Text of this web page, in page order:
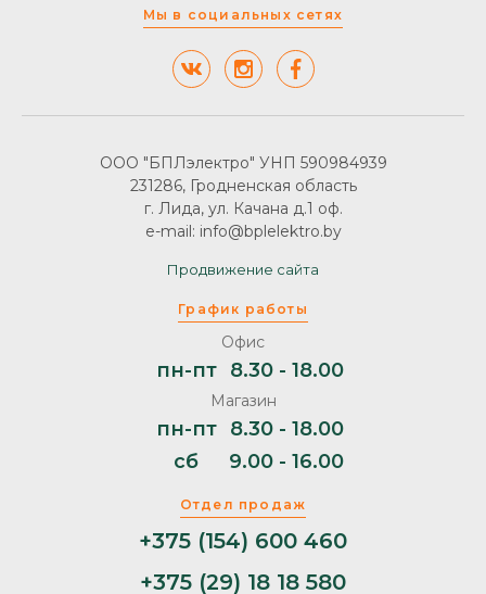
Мы в социальных сетях
Отдел продаж
+375 (154) 600 460
+375 (29) 18 18 580
График работы
Офис
пн-пт 8.30 - 18.00
Магазин
пн-пт
8.30 - 18.00
сб
9.00 - 16.00
ООО "БПЛэлектро" УНП 590984939
231286, Гродненская область
г. Лида, ул. Качана д.1 оф.
e-mail: info@bplelektro.by
Продвижение сайта